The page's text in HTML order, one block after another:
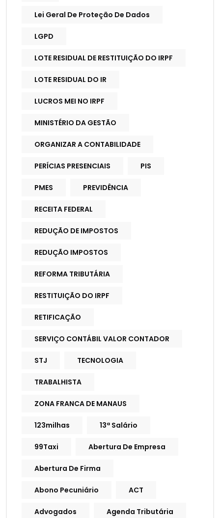
Lei Geral De Proteção De Dados
LGPD
LOTE RESIDUAL DE RESTITUIÇÃO DO IRPF
LOTE RESIDUAL DO IR
LUCROS MEI NO IRPF
MINISTÉRIO DA GESTÃO
ORGANIZAR A CONTABILIDADE
PERÍCIAS PRESENCIAIS PIS
PMES PREVIDÊNCIA
RECEITA FEDERAL
REDUÇÃO DE IMPOSTOS
REDUÇÃO IMPOSTOS
REFORMA TRIBUTÁRIA
RESTITUIÇÃO DO IRPF
RETIFICAÇÃO
SERVIÇO CONTÁBIL VALOR CONTADOR
STJ TECNOLOGIA
TRABALHISTA
ZONA FRANCA DE MANAUS
123milhas 13ª Salário
99Taxi Abertura De Empresa
Abertura De Firma
Abono Pecuniário ACT
Advogados Agenda Tributária